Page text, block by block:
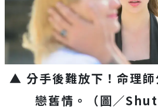
▲ 分手後難放下！命理
戀舊情。（圖／